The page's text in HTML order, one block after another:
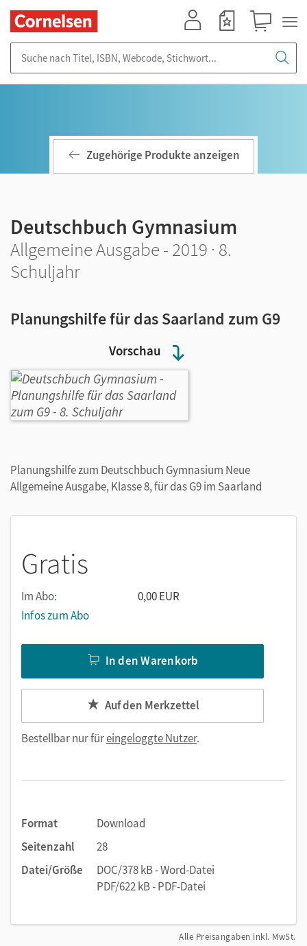
Vorschau
Zugehörige Produkte anzeigen
Deutschbuch Gymnasium
Allgemeine Ausgabe - 2019 · 8.
Schuljahr
Planungshilfe für das Saarland zum G9
Planungshilfe zum Deutschbuch Gymnasium Neue
Allgemeine Ausgabe, Klasse 8, für das G9 im Saarland
Gratis
Im Abo:
0,00 EUR
Infos zum Abo
In den Warenkorb
Auf den Merkzettel
Bestellbar nur füreingeloggte Nutzer.
Format
Download
Seitenzahl
28
Datei/Größe
DOC/378 kB - Word-Datei
PDF/622 kB - PDF-Datei
Alle Preisangaben inkl. MwSt.